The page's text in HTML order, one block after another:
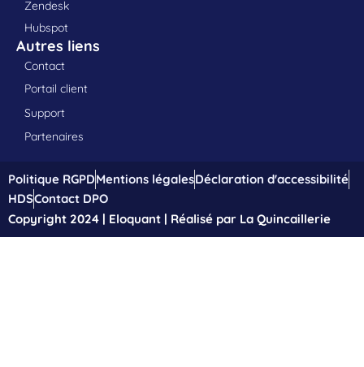
Zendesk
Hubspot
Autres liens
Contact
Portail client
Support
Partenaires
Politique RGPDMentions légalesDéclaration d'accessibilité
HDSContact DPO
Copyright 2024 | Eloquant | Réalisé par La Quincaillerie